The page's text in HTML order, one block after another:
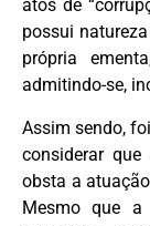
atos de
possui
própria
admitindo-se,
Assim sendo,
considerar
obsta a
Mesmo que